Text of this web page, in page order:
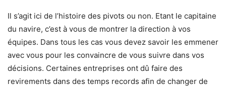
Il s’agit ici de l’histoire des pivots ou non. Etant le capitaine
du navire, c’est à vous de montrer la direction à vos
équipes. Dans tous les cas vous devez savoir les emmener
avec vous pour les convaincre de vous suivre dans vos
décisions. Certaines entreprises ont dû faire des
revirements dans des temps records afin de changer de